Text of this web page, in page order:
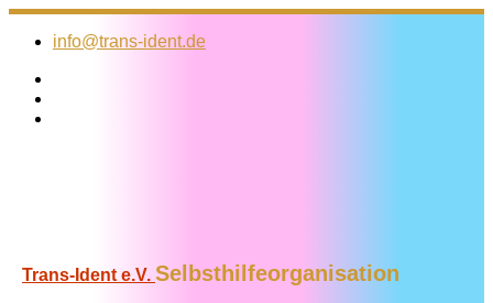
Zum
Inhalt
info@trans-ident.de
Trans-Ident e.V. Selbsthilfeorganisation